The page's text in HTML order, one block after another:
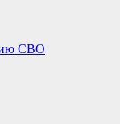
СВО